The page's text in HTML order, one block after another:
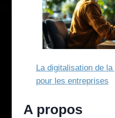
La digitalisation de
pour les entreprises
A propos